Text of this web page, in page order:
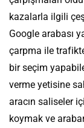
kazalarla ilgili
Google arabası
çarpma ile
bir seçim
verme yetisine
aracın saliseler
koymak ve